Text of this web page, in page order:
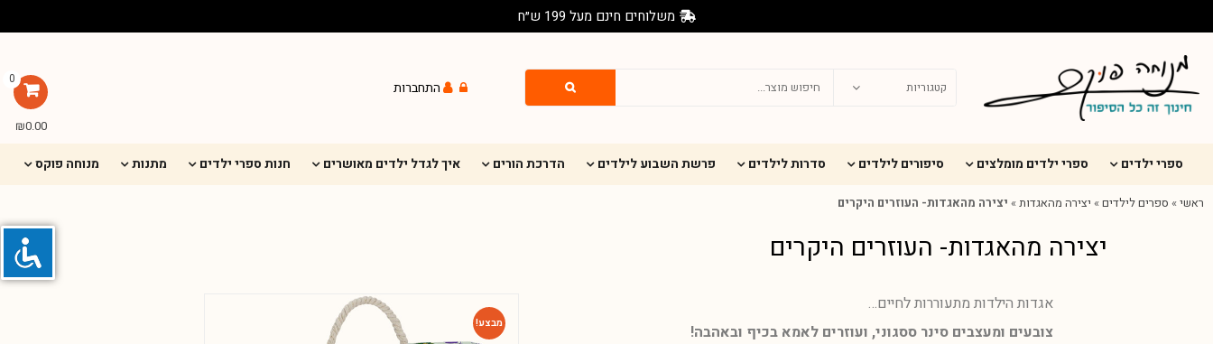
משלוחים חינם מעל 199 ש״ח
התחברות 0
₪0.00
ספרי ילדים ספרי ילדים מומלצים סיפורים לילדים סדרות לילדים פרשת השבוע לילדים הדרכת הורים איך לגדל ילדים מאושרים חנות ספרי ילדים מתנות מנוחה פוקס
ראשי» ספרים לילדים» יצירה מהאגדות» יצירה מהאגדות- העוזרים היקרים
יצירה מהאגדות- העוזרים היקרים
אגדות הילדות מתעוררות לחיים…
צובעים ומעצבים סינר ססגוני, ועוזרים לאמא בכיף ובאהבה!
מבצע!